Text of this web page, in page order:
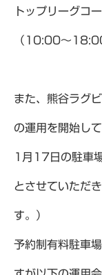
トップリーグ
（10:00～
また、熊谷ラグ
の運用を開始し
1月17日の駐車
とさせていただ
す。）
予約制有料駐車